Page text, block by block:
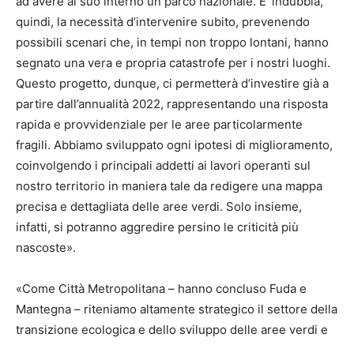
quindi, la necessità d’intervenire subito, prevenendo
possibili scenari che, in tempi non troppo lontani, hanno
segnato una vera e propria catastrofe per i nostri luoghi.
Questo progetto, dunque, ci permetterà d’investire già a
partire dall’annualità 2022, rappresentando una risposta
rapida e provvidenziale per le aree particolarmente
fragili. Abbiamo sviluppato ogni ipotesi di miglioramento,
coinvolgendo i principali addetti ai lavori operanti sul
nostro territorio in maniera tale da redigere una mappa
precisa e dettagliata delle aree verdi. Solo insieme,
infatti, si potranno aggredire persino le criticità più
nascoste».
«Come Città Metropolitana – hanno concluso Fuda e
Mantegna – riteniamo altamente strategico il settore della
transizione ecologica e dello sviluppo delle aree verdi e